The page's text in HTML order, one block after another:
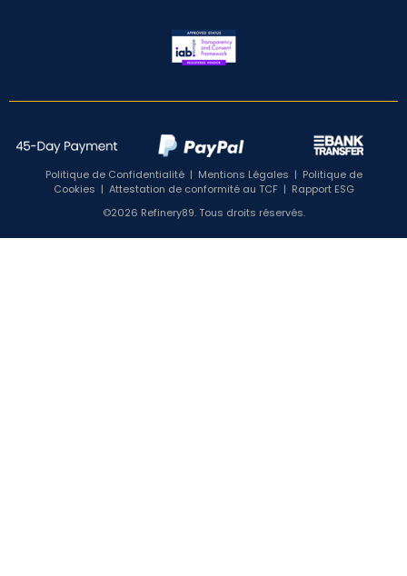
Politique de Confidentialité| Mentions Légales | Politique de
Cookies | Attestation de conformité au TCF| Rapport ESG
©2026 Refinery89. Tous droits réservés.